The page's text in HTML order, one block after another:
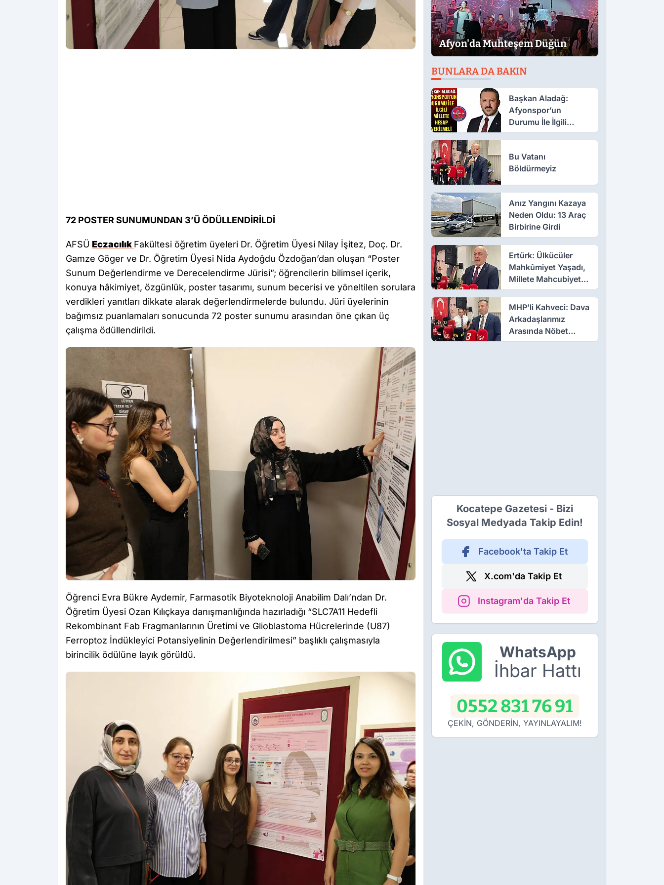
72 POSTER SUNUMUNDAN 3’Ü ÖDÜLLENDİRİLDİ
AFSÜ Eczacılık Fakültesi öğretim üyeleri Dr. Öğretim Üyesi Nilay İşitez, Doç. Dr.
Gamze Göger ve Dr. Öğretim Üyesi Nida Aydoğdu Özdoğan’dan oluşan “Poster
Sunum Değerlendirme ve Derecelendirme Jürisi”; öğrencilerin bilimsel içerik,
konuya hâkimiyet, özgünlük, poster tasarımı, sunum becerisi ve yöneltilen sorulara
verdikleri yanıtları dikkate alarak değerlendirmelerde bulundu. Jüri üyelerinin
bağımsız puanlamaları sonucunda 72 poster sunumu arasından öne çıkan üç
çalışma ödüllendirildi.
Öğrenci Evra Bükre Aydemir, Farmasotik Biyoteknoloji Anabilim Dalı’ndan Dr.
Öğretim Üyesi Ozan Kılıçkaya danışmanlığında hazırladığı “SLC7A11 Hedefli
Rekombinant Fab Fragmanlarının Üretimi ve Glioblastoma Hücrelerinde (U87)
Ferroptoz İndükleyici Potansiyelinin Değerlendirilmesi” başlıklı çalışmasıyla
birincilik ödülüne layık görüldü.
Afyon'da Muhteşem Düğün
BUNLARA DA BAKIN
Başkan Aladağ:
Afyonspor’un
Durumu İle İlgili
Millete Hesap
Bu Vatanı
Böldürmeyiz
Anız Yangını Kazaya
Neden Oldu: 13 Araç
Birbirine Girdi
Ertürk: Ülkücüler
Mahkûmiyet Yaşadı,
Millete Mahcubiyet
Yaşamadı
MHP’li Kahveci: Dava
Arkadaşlarımız
Arasında Nöbet
Değişimi Yapıyoruz
Kocatepe Gazetesi - Bizi
Sosyal Medyada Takip Edin!
Facebook'ta Takip Et
X.com'da Takip Et
Instagram'da Takip Et
WhatsApp
İhbar Hattı
0552 831 76 91
ÇEKİN, GÖNDERİN, YAYINLAYALIM!